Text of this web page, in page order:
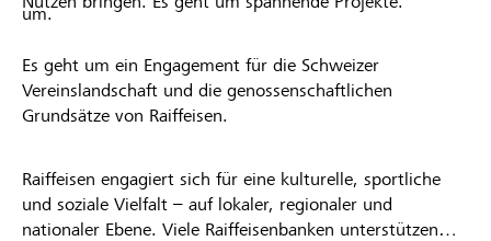
um.
Es geht um ein Engagement für die Schweizer
Vereinslandschaft und die genossenschaftlichen
Grundsätze von Raiffeisen.
Raiffeisen engagiert sich für eine kulturelle, sportliche
und soziale Vielfalt – auf lokaler, regionaler und
nationaler Ebene. Viele Raiffeisenbanken unterstützen